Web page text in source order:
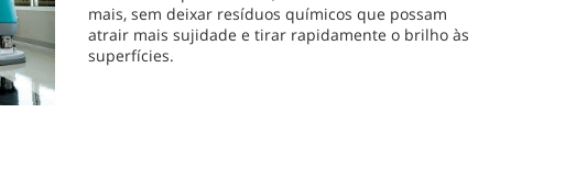
mais, sem deixar resíduos químicos que possam
atrair mais sujidade e tirar rapidamente o brilho às
superfícies.